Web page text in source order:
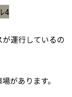
運行しているの
があります。